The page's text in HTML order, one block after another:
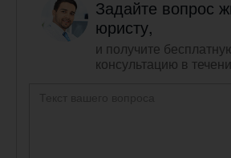
Задайте вопрос
юристу,
и получите
консультацию в